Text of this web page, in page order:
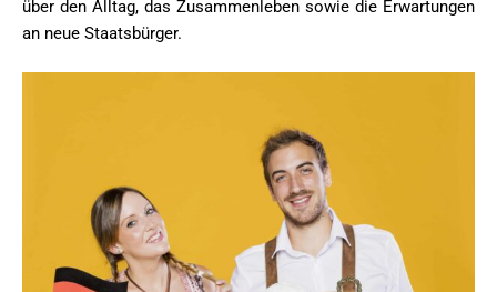
über den Alltag, das Zusammenleben sowie die Erwartungen
an neue Staatsbürger.